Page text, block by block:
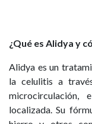
¿Qué es Alidya y
Alidya es un
la celulitis a
microcirculación,
localizada. Su